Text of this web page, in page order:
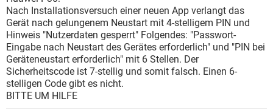
WHATSAPP TIKTOK
FACEBOOK HARDWARE
WINDOWS 10 INSTAGRAM
WHATSAPP TIKTOK
FACEBOOK HARDWARE
Nach Installationsversuch einer neuen App verlangt das
Gerät nach gelungenem Neustart mit 4-stelligem PIN und
Hinweis "Nutzerdaten gesperrt" Folgendes: "Passwort-
Eingabe nach Neustart des Gerätes erforderlich" und "PIN bei
Geräteneustart erforderlich" mit 6 Stellen. Der
Sicherheitscode ist 7-stellig und somit falsch. Einen 6-
stelligen Code gibt es nicht.
BITTE UM HILFE